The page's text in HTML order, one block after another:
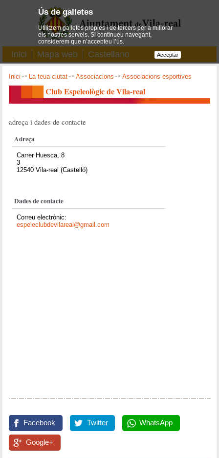
Inici Mapa web Castellano
Inici -> La teua ciutat ->Associacions ->Associacions esportives
Club Espeleològic de Vila-real
adreça i dades de contacte
Adreça
Carrer Huesca, 8
3
12540 Vila-real (Castelló)
Dades de contacte
Correu electrònic:
espeleclubdevilareal@gmail.com
Facebook Twitter WhatsApp
Google+
Ús de galletes
Utilitzem galletes pròpies i de tercers per a millorar
els nostres serveis. Si continueu navegant,
considerem que n’accepteu l’ús.
Acceptar